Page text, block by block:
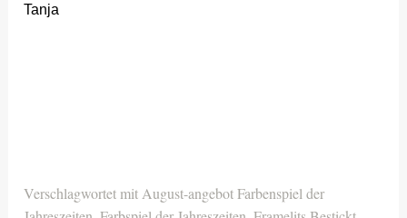
Tanja
Verschlagwortet mitAugust-angebot Farbenspiel der